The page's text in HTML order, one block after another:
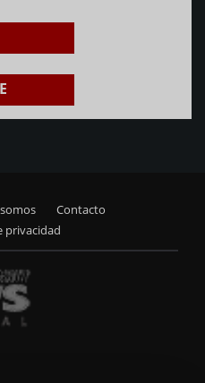
Contacto
privacidad